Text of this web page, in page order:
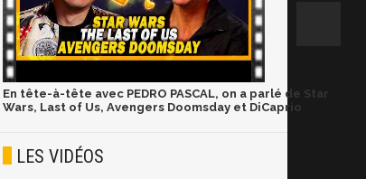
En tête-à-tête avec PEDRO PASCAL, on a parlé de Star
Wars, Last of Us, Avengers Doomsday et DiCaprio
LES VIDÉOS